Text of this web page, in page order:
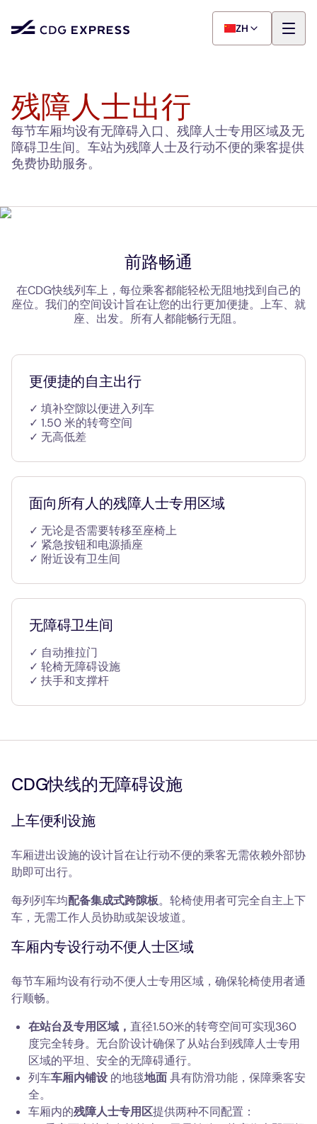
ZH
残障人士出行
每节车厢均设有无障碍入口、残障人士专用区域及无
障碍卫生间。车站为残障人士及行动不便的乘客提供
免费协助服务。
前路畅通
在CDG快线列车上，每位乘客都能轻松无阻地找到自己的
座位。我们的空间设计旨在让您的出行更加便捷。上车、就
座、出发。所有人都能畅行无阻。
更便捷的自主出行
✓ 填补空隙以便进入列车
✓ 1.50 米的转弯空间
✓ 无高低差
面向所有人的残障人士专用区域
✓ 无论是否需要转移至座椅上
✓ 紧急按钮和电源插座
✓ 附近设有卫生间
无障碍卫生间
✓ 自动推拉门
✓ 轮椅无障碍设施
✓ 扶手和支撑杆
CDG快线的无障碍设施
上车便利设施
车厢进出设施的设计旨在让行动不便的乘客无需依赖外部协
助即可出行。
每列列车均配备集成式跨隙板。轮椅使用者可完全自主上下
车，无需工作人员协助或架设坡道。
车厢内专设行动不便人士区域
每节车厢均设有行动不便人士专用区域，确保轮椅使用者通
行顺畅。
在站台及专用区域， 直径1.50米的转弯空间可实现360
度完全转身。无台阶设计确保了从站台到残障人士专用
区域的平坦、安全的无障碍通行。
列车车厢内铺设 的地毯地面具有防滑功能，保障乘客安
全。
车厢内的残障人士专用区提供两种不同配置：